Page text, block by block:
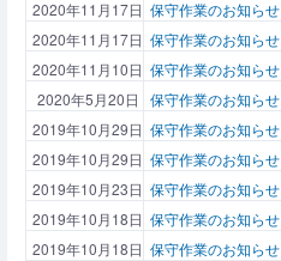
2020年11月17日 保守作業のお知らせ
2020年11月17日 保守作業のお知らせ
2020年11月10日 保守作業のお知らせ
2020年5月20日
保守作業のお知らせ
2019年10月29日 保守作業のお知らせ
2019年10月29日 保守作業のお知らせ
2019年10月23日 保守作業のお知らせ
2019年10月18日 保守作業のお知らせ
2019年10月18日 保守作業のお知らせ